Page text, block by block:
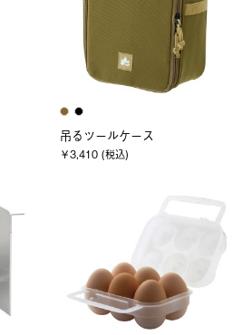
吊るツールケース
￥3,410 (税込)